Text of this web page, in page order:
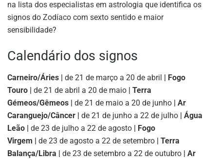
na lista dos especialistas em astrologia que identifica os
signos do Zodíaco com sexto sentido e maior
sensibilidade?
Calendário dos signos
Carneiro/Áries | de 21 de março a 20 de abril | Fogo
Touro | de 21 de abril a 20 de maio | Terra
Gémeos/Gêmeos | de 21 de maio a 20 de junho | Ar
Caranguejo/Câncer | de 21 de junho a 22 de julho | Água
Leão | de 23 de julho a 22 de agosto | Fogo
Virgem | de 23 de agosto a 22 de setembro | Terra
Balança/Libra | de 23 de setembro a 22 de outubro | Ar